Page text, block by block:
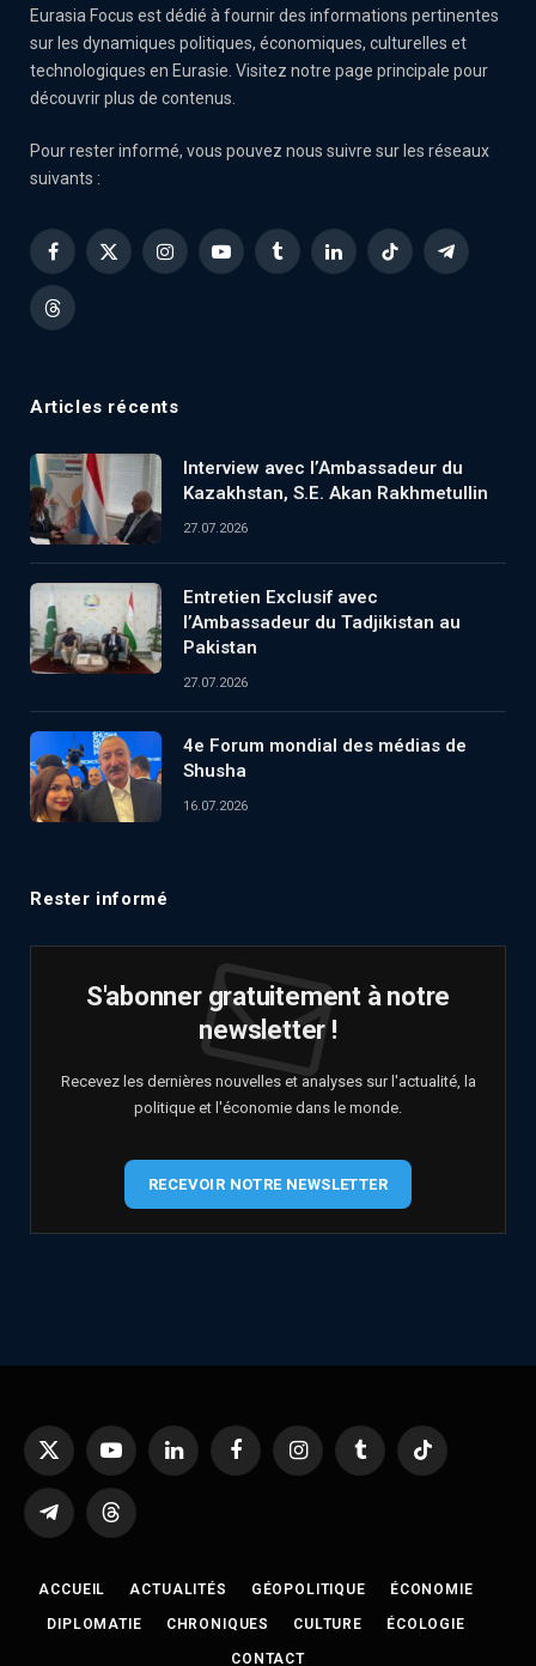
Eurasia Focus est dédié à fournir des informations pertinentes
sur les dynamiques politiques, économiques, culturelles et
technologiques en Eurasie. Visitez notre page principale pour
découvrir plus de contenus.
Pour rester informé, vous pouvez nous suivre sur les réseaux
suivants :
Facebook
X
InstagramYouTubeTumblrLinkedInTikTok Telegram
Threads
Articles récents
Interview avec l’Ambassadeur du
Kazakhstan, S.E. Akan Rakhmetullin
27.07.2026
Entretien Exclusif avec
l’Ambassadeur du Tadjikistan au
Pakistan
27.07.2026
4e Forum mondial des médias de
Shusha
16.07.2026
Rester informé
S'abonner gratuitement à notre
newsletter !
Recevez les dernières nouvelles et analyses sur l'actualité, la
politique et l'économie dans le monde.
RECEVOIR NOTRE NEWSLETTER
X
YouTubeLinkedIn FacebookInstagramTumblr TikTok
TelegramThreads
ACCUEIL ACTUALITÉS GÉOPOLITIQUE ÉCONOMIE
DIPLOMATIE CHRONIQUES CULTURE ÉCOLOGIE
CONTACT